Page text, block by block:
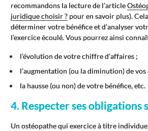
recommandons la lecture de l’article
juridique choisir ? pour en savoir plus).
déterminer votre bénéfice et d’analyser
l’exercice écoulé. Vous pourrez ainsi
l’évolution de votre chiffre d’affaires ;
l’augmentation (ou la diminution) de vos
la hausse (ou non) de votre bénéfice, etc.
4. Respecter ses obligations
Un ostéopathe qui exercice à titre